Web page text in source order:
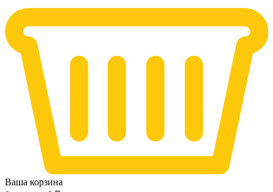
Ваша корзина